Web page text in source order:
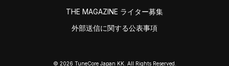
THE MAGAZINE ライター募集
外部送信に関する公表事項
© 2026 TuneCore Japan KK. All Rights Reserved.